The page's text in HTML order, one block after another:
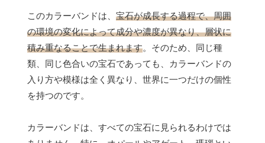
このカラーバンドは、 宝石が成長する過程で、周囲
の環境の変化によって成分や濃度が異なり、層状に
積み重なることで生まれます。そのため、同じ種
類、同じ色合いの宝石であっても、カラーバンドの
入り方や模様は全く異なり、世界に一つだけの個性
を持つのです。
カラーバンドは、すべての宝石に見られるわけでは